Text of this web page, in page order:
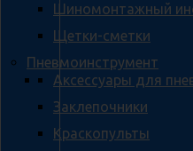
Шиномонтажный
Щетки-сметки
Пневмоинструмент
Аксессуары для
Заклепочники
Краскопульты